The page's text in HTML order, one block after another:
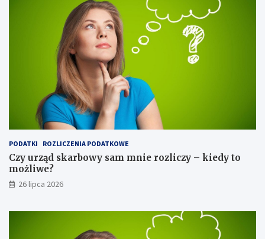
PODATKI ROZLICZENIA PODATKOWE
Czy urząd skarbowy sam mnie rozliczy – kiedy to
możliwe?
26 lipca 2026